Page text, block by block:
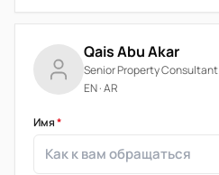
Qais Abu Akar
Senior Property Consultant
EN · AR
Имя*